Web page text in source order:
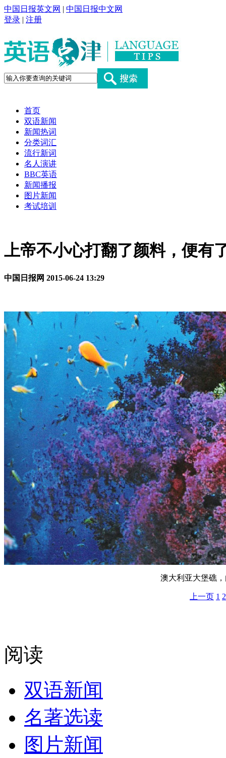
中国日报英文网 | 中国日报中文网
登录 | 注册
首页
双语新闻
新闻热词
分类词汇
流行新词
名人演讲
BBC英语
新闻播报
图片新闻
考试培训
上帝不小心打翻了颜料，便有
中国日报网 2015-06-24 13:29
澳大利亚大堡礁
上一页 1 2
阅读
双语新闻
名著选读
图片新闻